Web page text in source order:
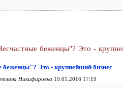
беженцы"? Это -
беженцы"? Это - крупнейший бизнес
Никифировна 19.01.2016 17:19